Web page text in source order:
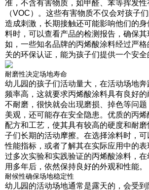
准，不含有害物质，如甲醛、苯等挥发性
（VOC）。这些有害物质不仅会对孩子
造成刺激，长期接触还可能影响他们的
料时，可以查看产品的检测报告，确保其
如，一些知名品牌的丙烯酸涂料经过严
关的环保认证，能为孩子们提供一个安全
耐磨性决定场地寿命
幼儿园的孩子们活动量大，在活动场地
频率高，这就要求丙烯酸涂料具有良好
不耐磨，很快就会出现磨损、掉色等问
美观，还可能存在安全隐患。优质的丙
配方和工艺，使其具有较高的硬度和耐
子们长期的活动摩擦。在选择涂料时，
性能指标，或者了解其在实际应用中的
过多次实验和实践验证的丙烯酸涂料，
用多年后，依然保持良好的外观和性能。
耐候性确保场地稳定性
幼儿园的活动场地通常是露天的，会受